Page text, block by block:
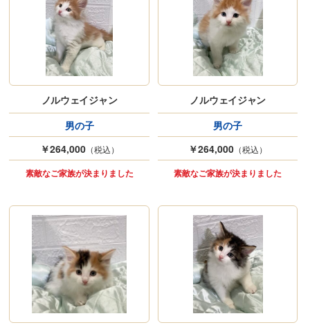
ノルウェイジャン
男の子
￥264,000（税込）
素敵なご家族が決まりました
ノルウェイジャン
男の子
￥264,000 （税込）
素敵なご家族が決まりました